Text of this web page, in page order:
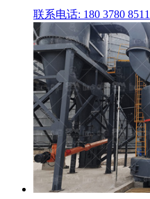
联系电话: 180 3780 8511